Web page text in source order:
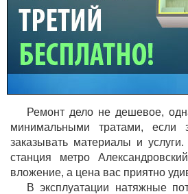
Ремонт дело не дешевое,
минимальными тратами, если
заказывать материалы и
станция метро
вложение, а цена вас приятно
В эксплуатации натяжные